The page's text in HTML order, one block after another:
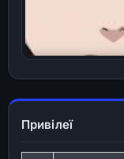
Привілеї